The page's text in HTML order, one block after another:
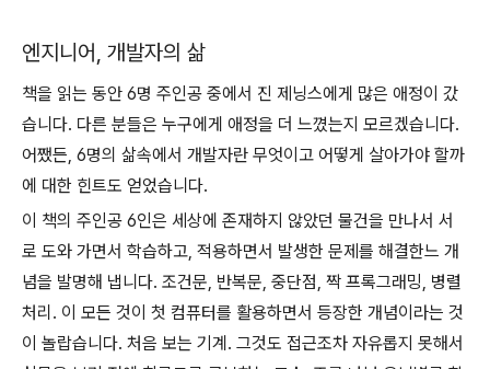
엔지니어, 개발자의 삶
책을 읽는 동안 6명 주인공 중에서 진 제닝스에게 많은 애정이 갔
습니다. 다른 분들은 누구에게 애정을 더 느꼈는지 모르겠습니다.
어쨌든, 6명의 삶속에서 개발자란 무엇이고 어떻게 살아가야 할까
에 대한 힌트도 얻었습니다.
이 책의 주인공 6인은 세상에 존재하지 않았던 물건을 만나서 서
로 도와 가면서 학습하고, 적용하면서 발생한 문제를 해결한느 개
념을 발명해 냅니다. 조건문, 반복문, 중단점, 짝 프록그래밍, 병렬
처리. 이 모든 것이 첫 컴퓨터를 활용하면서 등장한 개념이라는 것
이 놀랍습니다. 처음 보는 기계. 그것도 접근조차 자유롭지 못해서